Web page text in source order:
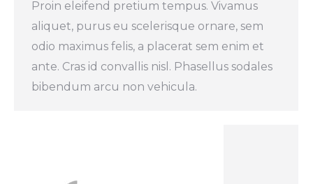
Proin eleifend pretium tempus. Vivamus
aliquet, purus eu scelerisque ornare, sem
odio maximus felis, a placerat sem enim et
ante. Cras id convallis nisl. Phasellus sodales
bibendum arcu non vehicula.